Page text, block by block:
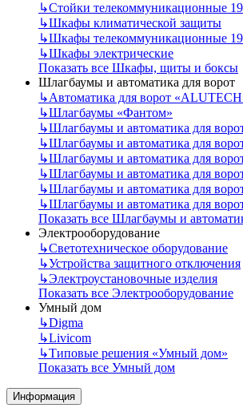
↳Стойки телекоммуникационные
↳Шкафы климатической защиты
↳Шкафы телекоммуникационные
↳Шкафы электрические
Показать все Шкафы, щиты и боксы
Шлагбаумы и автоматика для ворот
↳Автоматика для ворот
↳Шлагбаумы «Фантом»
↳Шлагбаумы и автоматика для
↳Шлагбаумы и автоматика для
↳Шлагбаумы и автоматика для
↳Шлагбаумы и автоматика для
↳Шлагбаумы и автоматика для
↳Шлагбаумы и автоматика для
Показать все Шлагбаумы и
Электрооборудование
↳Светотехническое оборудование
↳Устройства защитного отключения
↳Электроустановочные изделия
Показать все Электрооборудование
Умный дом
↳Digma
↳Livicom
↳Типовые решения «Умный дом»
Показать все Умный дом
Информация